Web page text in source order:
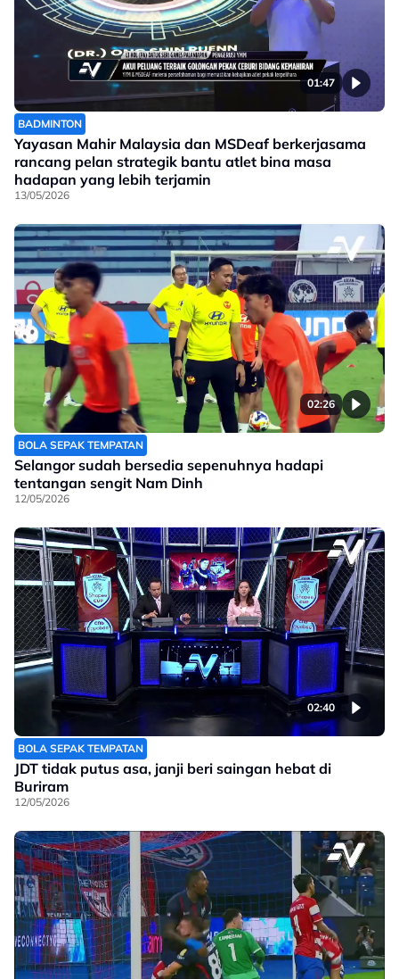
01:47
BADMINTON
Yayasan Mahir Malaysia dan MSDeaf berkerjasama
rancang pelan strategik bantu atlet bina masa
hadapan yang lebih terjamin
13/05/2026
02:26
BOLA SEPAK TEMPATAN
Selangor sudah bersedia sepenuhnya hadapi
tentangan sengit Nam Dinh
12/05/2026
02:40
BOLA SEPAK TEMPATAN
JDT tidak putus asa, janji beri saingan hebat di
Buriram
12/05/2026